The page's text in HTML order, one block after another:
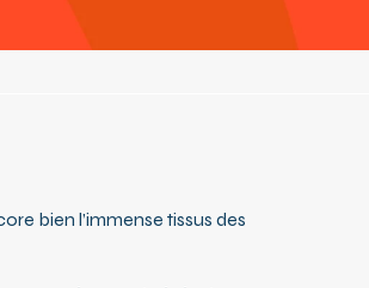
bien l’immense tissus des